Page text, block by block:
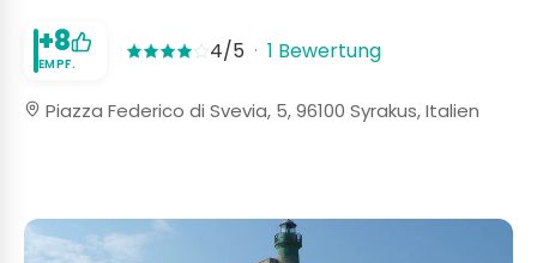
+8
EMPF. 4/5 · 1 Bewertung
Piazza Federico di Svevia, 5, 96100 Syrakus, Italien